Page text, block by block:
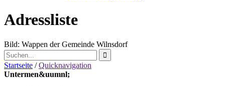
Adressliste
Bild: Wappen der Gemeinde Wilnsdorf
Startseite /Quicknavigation
Untermen&uumnl;